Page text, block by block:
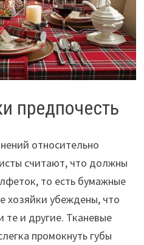
предпочесть
относительно
считают, что должны
то есть бумажные
хозяйки убеждены, что
те и другие. Тканевые
промокнуть губы